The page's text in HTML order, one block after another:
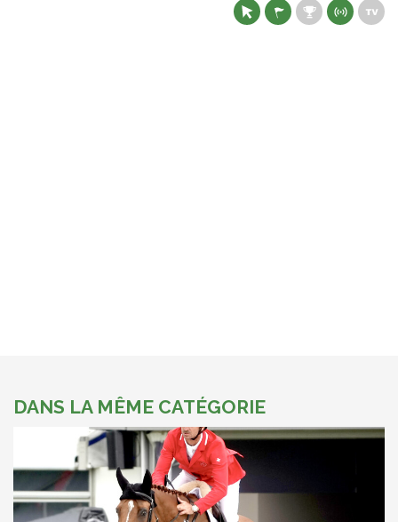
DANS LA MÊME CATÉGORIE